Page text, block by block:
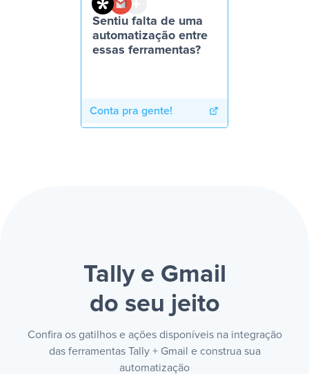
Sentiu falta de uma
automatização entre
essas ferramentas?
Conta pra gente!
Tally e Gmail
do seu jeito
Confira os gatilhos e ações disponíveis na integração
das ferramentas Tally + Gmail e construa sua
automatização